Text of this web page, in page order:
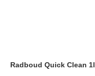
Radboud Quick Clean 1l